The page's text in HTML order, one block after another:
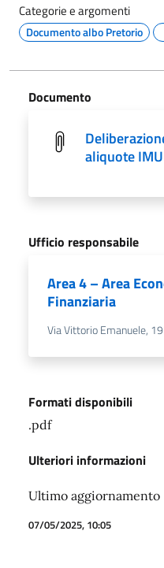
Categorie e argomenti
Documento albo Pretorio
Documento
aliquote
Ufficio responsabile
Area 4 – Area
Finanziaria
Via Vittorio Emanuele, 19
Formati disponibili
.pdf
Ulteriori informazioni
Ultimo aggiornamento
07/05/2025, 10:05